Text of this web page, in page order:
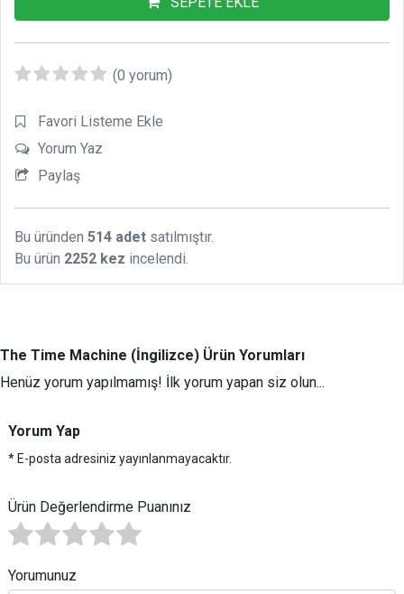
(0 yorum)
Favori Listeme Ekle
Yorum Yaz
Paylaş
Bu üründen 514 adet satılmıştır.
Bu ürün 2252 kez incelendi.
The Time Machine (İngilizce) Ürün Yorumları
Henüz yorum yapılmamış! İlk yorum yapan siz olun...
Yorum Yap
* E-posta adresiniz yayınlanmayacaktır.
Ürün Değerlendirme Puanınız
Yorumunuz